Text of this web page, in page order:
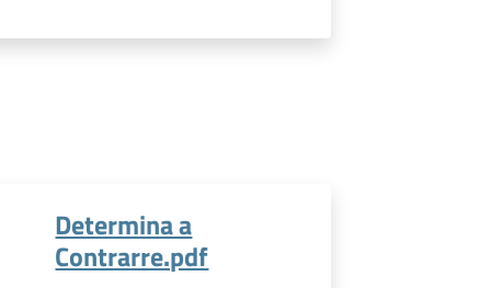
Determina a
Contrarre.pdf